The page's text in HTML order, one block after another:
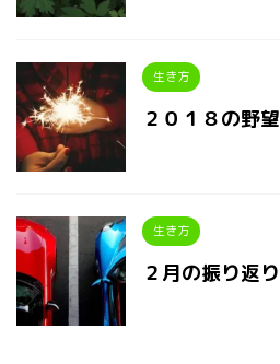
生き方
２０１８の野望
生き方
２月の振り返り